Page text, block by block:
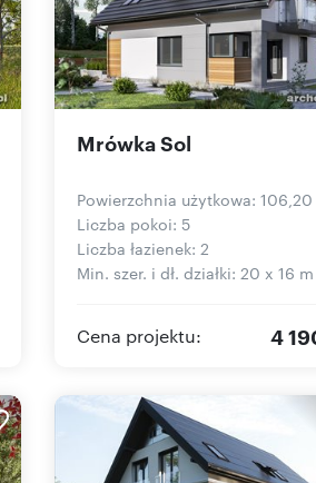
Mrówka Sol
Powierzchnia użytkowa: 106,20
Liczba pokoi: 5
Liczba łazienek: 2
Min. szer. i dł. działki: 20 x 16 m
Cena projektu: 4